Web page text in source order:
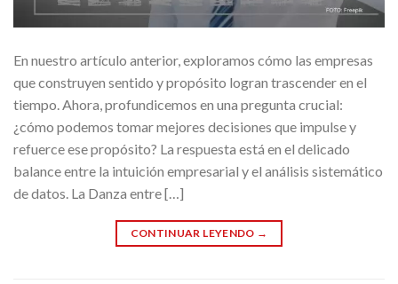
En nuestro artículo anterior, exploramos cómo las empresas
que construyen sentido y propósito logran trascender en el
tiempo. Ahora, profundicemos en una pregunta crucial:
¿cómo podemos tomar mejores decisiones que impulse y
refuerce ese propósito? La respuesta está en el delicado
balance entre la intuición empresarial y el análisis sistemático
de datos. La Danza entre […]
CONTINUAR LEYENDO →